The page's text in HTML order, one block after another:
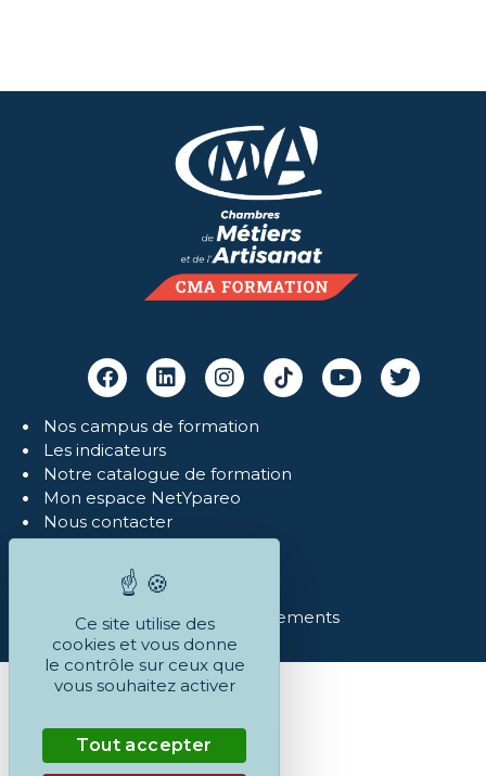
Nos campus de formation
Les indicateurs
Notre catalogue de formation
Mon espace NetYpareo
Nous contacter
Mentions légales
Politique de confidentialité
Réclamations
Conditions Générales et règlements
Ce site utilise des
cookies et vous donne
le contrôle sur ceux que
vous souhaitez activer
Tout accepter